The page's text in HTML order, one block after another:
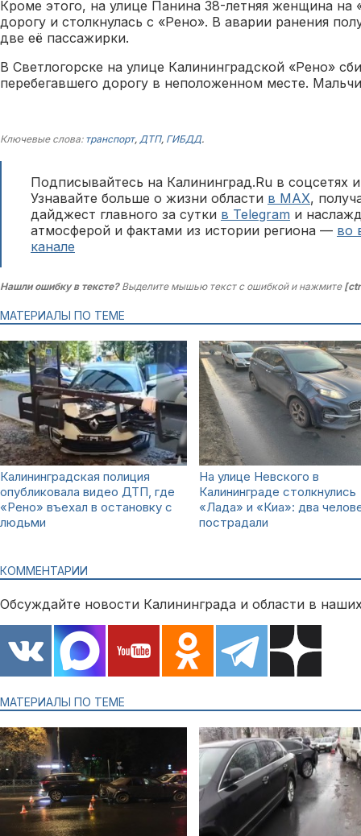
Кроме этого, на улице Панина 38-летняя женщина на
дорогу и столкнулась с «Рено». В аварии ранения
две её пассажирки.
В Светлогорске на улице Калининградской «Рено»
перебегавшего дорогу в неположенном месте.
Ключевые слова: транспорт, ДТП, ГИБДД.
Подписывайтесь на Калининград.Ru в соцсетях
Узнавайте больше о жизни области в MAX,
дайджест главного за сутки в Telegram и
атмосферой и фактами из истории региона — во
канале
Нашли ошибку в тексте?Выделите мышью текст с ошибкой и нажмите
МАТЕРИАЛЫ ПО ТЕМЕ
Калининградская полиция
опубликовала видео ДТП, где
«Рено» въехал в остановку с
людьми
На улице Невского в
Калининграде столкнулись
«Лада» и «Киа»: два
пострадали
КОММЕНТАРИИ
Обсуждайте новости Калининграда и области в
МАТЕРИАЛЫ ПО ТЕМЕ